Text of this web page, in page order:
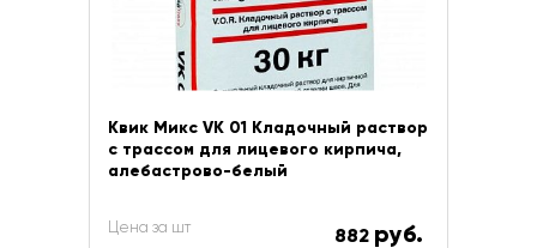
Квик Микс VK 01 Кладочный раствор
с трассом для лицевого кирпича,
алебастрово-белый
Цена за шт 882 руб.